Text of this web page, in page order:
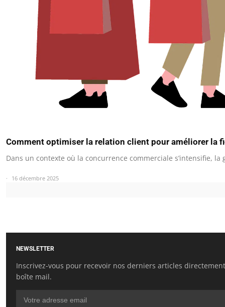
Comment optimiser la relation client pour améliorer la
Dans un contexte où la concurrence commerciale s’intensifie, la
16 décembre 2025
NEWSLETTER
Inscrivez-vous pour recevoir nos derniers articles
boîte mail.